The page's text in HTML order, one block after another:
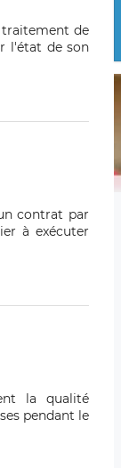
traitement de
l'état de son
contrat par
à exécuter
la qualité
pendant le